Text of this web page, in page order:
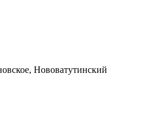
Нововатутинский